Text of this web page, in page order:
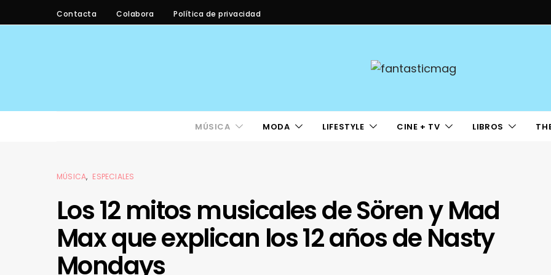
Contacta Colabora Política de privacidad
MÚSICA MODA LIFESTYLE CINE + TV LIBROS
MÚSICA ESPECIALES
Los 12 mitos musicales de Sören y Mad
Max que explican los 12 años de Nasty
Mondays